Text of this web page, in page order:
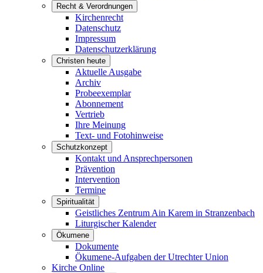
Recht & Verordnungen
Kirchenrecht
Datenschutz
Impressum
Datenschutzerklärung
Christen heute
Aktuelle Ausgabe
Archiv
Probeexemplar
Abonnement
Vertrieb
Ihre Meinung
Text- und Fotohinweise
Schutzkonzept
Kontakt und Ansprechpersonen
Prävention
Intervention
Termine
Spiritualität
Geistliches Zentrum Ain Karem in Stranzenbach
Liturgischer Kalender
Ökumene
Dokumente
Ökumene-Aufgaben der Utrechter Union
Kirche Online